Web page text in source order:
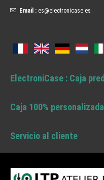
Email : es@electronicase.es
ElectroniCase : Caja
Caja 100% personalizada
Servicio al cliente